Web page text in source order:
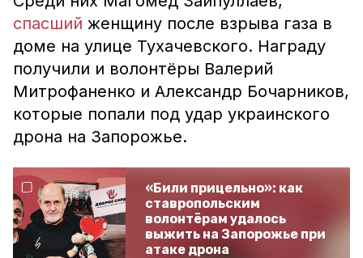
спасший женщину после взрыва газа в
доме на улице Тухачевского. Награду
получили и волонтёры Валерий
Митрофаненко и Александр Бочарников,
которые попали под удар украинского
дрона на Запорожье.
«Били прицельно»: как
ставропольским
волонтёрам удалось
выжить на Запорожье при
атаке дрона